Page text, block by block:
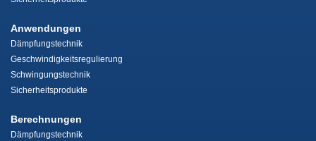
Anwendungen
Dämpfungstechnik
Geschwindigkeitsregulierung
Schwingungstechnik
Sicherheitsprodukte
Berechnungen
Dämpfungstechnik